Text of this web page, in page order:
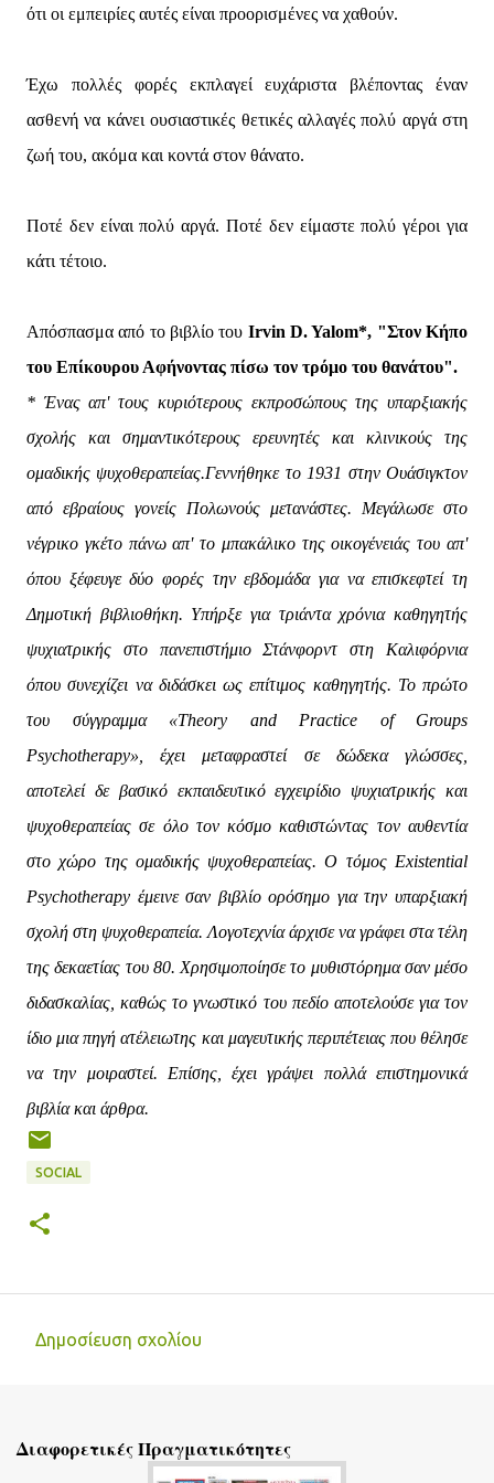
ότι οι εμπειρίες αυτές είναι προορισμένες να χαθούν.
Έχω πολλές φορές εκπλαγεί ευχάριστα βλέποντας έναν
ασθενή να κάνει ουσιαστικές θετικές αλλαγές πολύ αργά στη
ζωή του, ακόμα και κοντά στον θάνατο.
Ποτέ δεν είναι πολύ αργά. Ποτέ δεν είμαστε πολύ γέροι για
κάτι τέτοιο.
Απόσπασμα από το βιβλίο του Irvin D. Yalom*, "Στον Κήπο
του Επίκουρου Αφήνοντας πίσω τον τρόμο του θανάτου".
* Ένας απ' τους κυριότερους εκπροσώπους της υπαρξιακής
σχολής και σημαντικότερους ερευνητές και κλινικούς της
ομαδικής ψυχοθεραπείας.Γεννήθηκε το 1931 στην Ουάσιγκτον
από εβραίους γονείς Πολωνούς μετανάστες. Μεγάλωσε στο
νέγρικο γκέτο πάνω απ' το μπακάλικο της οικογένειάς του απ'
όπου ξέφευγε δύο φορές την εβδομάδα για να επισκεφτεί τη
Δημοτική βιβλιοθήκη. Υπήρξε για τριάντα χρόνια καθηγητής
ψυχιατρικής στο πανεπιστήμιο Στάνφορντ στη Καλιφόρνια
όπου συνεχίζει να διδάσκει ως επίτιμος καθηγητής. Το πρώτο
του σύγγραμμα «Theory and Practice of Groups
Psychotherapy», έχει μεταφραστεί σε δώδεκα γλώσσες,
αποτελεί δε βασικό εκπαιδευτικό εγχειρίδιο ψυχιατρικής και
ψυχοθεραπείας σε όλο τον κόσμο καθιστώντας τον αυθεντία
στο χώρο της ομαδικής ψυχοθεραπείας. Ο τόμος Existential
Psychotherapy έμεινε σαν βιβλίο ορόσημο για την υπαρξιακή
σχολή στη ψυχοθεραπεία. Λογοτεχνία άρχισε να γράφει στα τέλη
της δεκαετίας του 80. Χρησιμοποίησε το μυθιστόρημα σαν μέσο
διδασκαλίας, καθώς το γνωστικό του πεδίο αποτελούσε για τον
ίδιο μια πηγή ατέλειωτης και μαγευτικής περιπέτειας που θέλησε
να την μοιραστεί. Επίσης, έχει γράψει πολλά επιστημονικά
βιβλία και άρθρα.
SOCIAL
λ
Δημοσίευση σχολίου
Διαφορετικές Πραγματικότητες